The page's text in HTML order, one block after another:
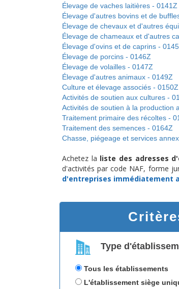
Élevage de vaches laitières - 0141Z
Élevage d'autres bovins et de
Élevage de chevaux et d'autres
Élevage de chameaux et d'autres
Élevage d'ovins et de caprins -
Élevage de porcins - 0146Z
Élevage de volailles - 0147Z
Élevage d'autres animaux - 0149Z
Culture et élevage associés - 0150Z
Activités de soutien aux cultures -
Activités de soutien à la production
Traitement primaire des récoltes -
Traitement des semences - 0164Z
Chasse, piégeage et services
Achetez la liste des adresses
d'activités par code NAF, forme
d'entreprises immédiatement
Type
Tous les établissements
L'établissement siège